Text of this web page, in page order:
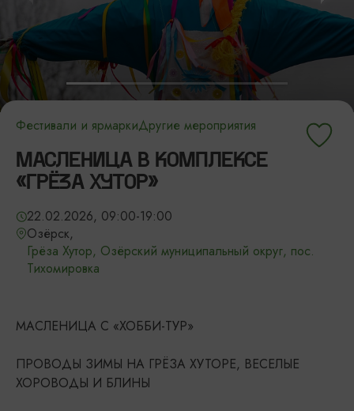
Фестивали и ярмаркиДругие мероприятия
МАСЛЕНИЦА В КОМПЛЕКСЕ
«ГРЁЗА ХУТОР»
22.02.2026, 09:00-19:00
Озёрск,
Грёза Хутор, Озёрский муниципальный округ, пос.
Тихомировка
МАСЛЕНИЦА С «ХОББИ-ТУР»
ПРОВОДЫ ЗИМЫ НА ГРЁЗА ХУТОРЕ, ВЕСЕЛЫЕ
ХОРОВОДЫ И БЛИНЫ